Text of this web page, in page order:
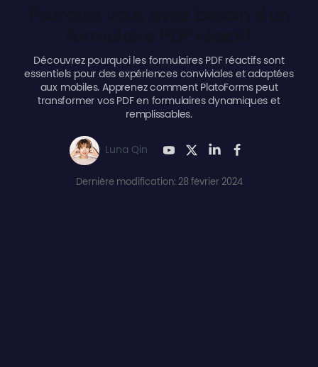
Découvrez pourquoi les formulaires PDF réactifs sont
essentiels pour des expériences conviviales et adaptées
aux mobiles. Apprenez comment PlatoForms peut
transformer vos PDF en formulaires dynamiques et
remplissables.
Luna Qin
Dernière modification: 28 février 2024